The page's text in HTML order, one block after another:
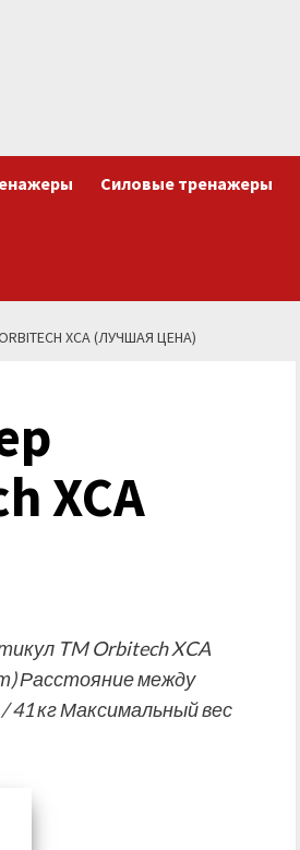
Силовые тренажеры
XCA (ЛУЧШАЯ ЦЕНА)
XCA
TM Orbitech XCA
Расстояние между
кг Максимальный вес